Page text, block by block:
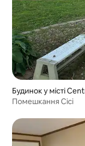
Будинок у місті
Помешкання Сісі